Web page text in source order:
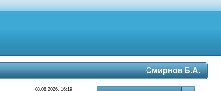
Смирнов Б.А.
08.08.2026, 16:19